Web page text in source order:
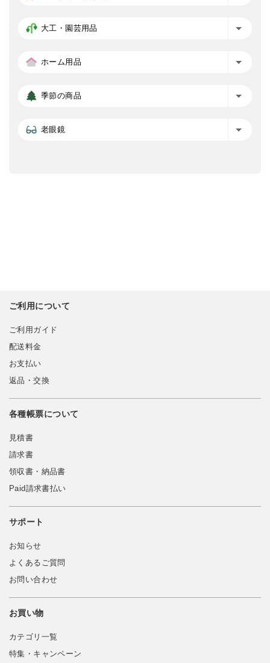
大工・園芸用品
ホーム用品
季節の商品
老眼鏡
ご利用について
ご利用ガイド
配送料金
お支払い
返品・交換
各種帳票について
見積書
請求書
領収書・納品書
Paid請求書払い
サポート
お知らせ
よくあるご質問
お問い合わせ
お買い物
カテゴリ一覧
特集・キャンペーン